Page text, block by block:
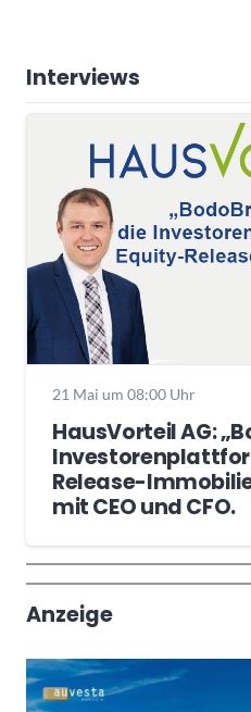
Interviews
21 Mai um 08:00 Uhr
HausVorteil AG:
Release-
mit CEO und CFO.
Anzeige